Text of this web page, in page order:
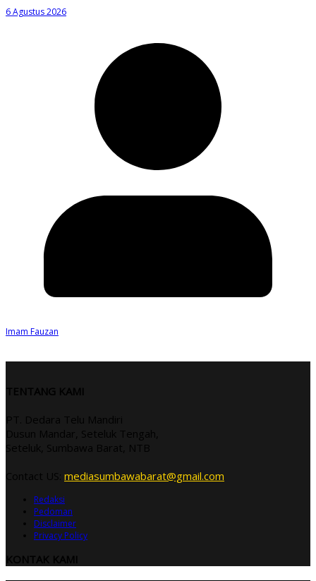
6 Agustus 2026
Imam Fauzan
TENTANG KAMI
PT. Dedara Telu Mandiri
Dusun Mandar, Seteluk Tengah,
Seteluk, Sumbawa Barat, NTB
Contact US: mediasumbawabarat@gmail.com
Redaksi
Pedoman
Disclaimer
Privacy Policy
KONTAK KAMI